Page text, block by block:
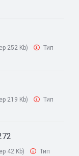
252 Kb)
Тип
219 Kb)
Тип
42 Kb)
Тип